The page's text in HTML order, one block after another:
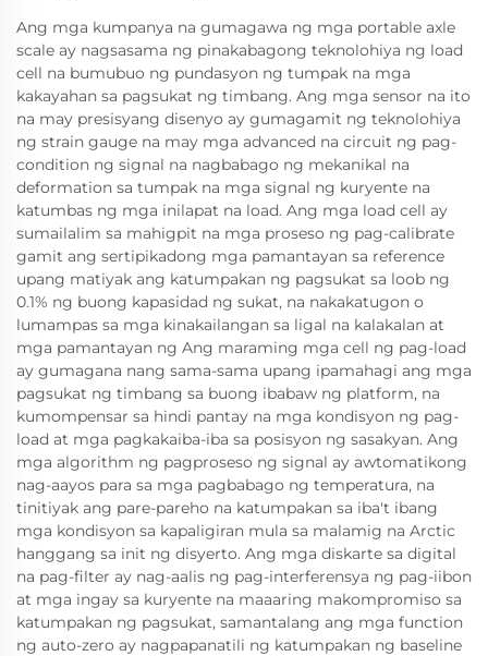
Ang mga kumpanya na gumagawa ng mga portable axle
scale ay nagsasama ng pinakabagong teknolohiya ng load
cell na bumubuo ng pundasyon ng tumpak na mga
kakayahan sa pagsukat ng timbang. Ang mga sensor na ito
na may presisyang disenyo ay gumagamit ng teknolohiya
ng strain gauge na may mga advanced na circuit ng pag-
condition ng signal na nagbabago ng mekanikal na
deformation sa tumpak na mga signal ng kuryente na
katumbas ng mga inilapat na load. Ang mga load cell ay
sumailalim sa mahigpit na mga proseso ng pag-calibrate
gamit ang sertipikadong mga pamantayan sa reference
upang matiyak ang katumpakan ng pagsukat sa loob ng
0.1% ng buong kapasidad ng sukat, na nakakatugon o
lumampas sa mga kinakailangan sa ligal na kalakalan at
mga pamantayan ng Ang maraming mga cell ng pag-load
ay gumagana nang sama-sama upang ipamahagi ang mga
pagsukat ng timbang sa buong ibabaw ng platform, na
kumompensar sa hindi pantay na mga kondisyon ng pag-
load at mga pagkakaiba-iba sa posisyon ng sasakyan. Ang
mga algorithm ng pagproseso ng signal ay awtomatikong
nag-aayos para sa mga pagbabago ng temperatura, na
tinitiyak ang pare-pareho na katumpakan sa iba't ibang
mga kondisyon sa kapaligiran mula sa malamig na Arctic
hanggang sa init ng disyerto. Ang mga diskarte sa digital
na pag-filter ay nag-aalis ng pag-interferensya ng pag-iibon
at mga ingay sa kuryente na maaaring makompromiso sa
katumpakan ng pagsukat, samantalang ang mga function
ng auto-zero ay nagpapanatili ng katumpakan ng baseline